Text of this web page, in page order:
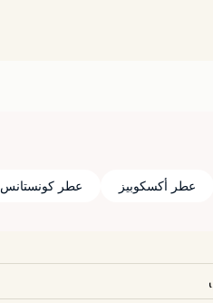
عطر أكسكوبيز عطر كونستانس